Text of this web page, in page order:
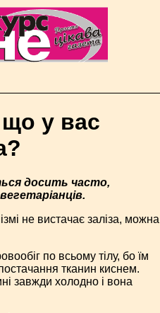
що у вас
досить часто,
не вистачає заліза, можна
по всьому тілу, бо їм
тканин киснем.
завжди холодно і вона